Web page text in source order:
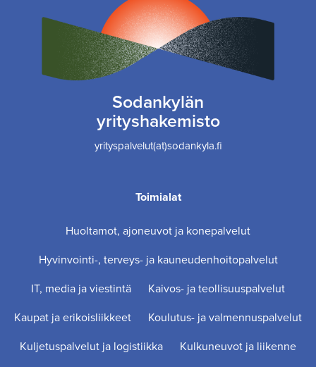
Sodankylän
yrityshakemisto
yrityspalvelut(at)sodankyla.fi
Toimialat
Huoltamot, ajoneuvot ja konepalvelut
Hyvinvointi-, terveys- ja kauneudenhoitopalvelut
IT, media ja viestintä
Kaivos- ja teollisuuspalvelut
Kaupat ja erikoisliikkeet
Koulutus- ja valmennuspalvelut
Kuljetuspalvelut ja logistiikka
Kulkuneuvot ja liikenne